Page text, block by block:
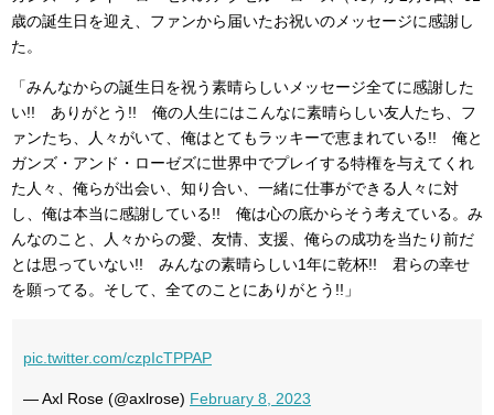
歳の誕生日を迎え、ファンから届いたお祝いのメッセージに感謝し
た。
「みんなからの誕生日を祝う素晴らしいメッセージ全てに感謝した
い!! ありがとう!! 俺の人生にはこんなに素晴らしい友人たち、フ
ァンたち、人々がいて、俺はとてもラッキーで恵まれている!! 俺と
ガンズ・アンド・ローゼズに世界中でプレイする特権を与えてくれ
た人々、俺らが出会い、知り合い、一緒に仕事ができる人々に対
し、俺は本当に感謝している!! 俺は心の底からそう考えている。み
んなのこと、人々からの愛、友情、支援、俺らの成功を当たり前だ
とは思っていない!! みんなの素晴らしい1年に乾杯!! 君らの幸せ
を願ってる。そして、全てのことにありがとう!!」
pic.twitter.com/czpIcTPPAP
— Axl Rose (@axlrose) February 8, 2023